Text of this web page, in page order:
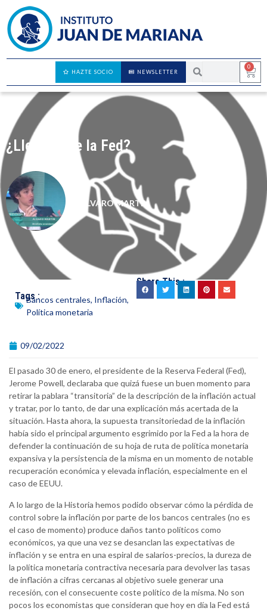
0
NEWSLETTER
HAZTE SOCIO
¿Llega tarde la Fed?
ÁLVARO MARTÍN
Tags :
Bancos centrales, Inflación,
Política monetaria
Share This :
09/02/2022
El pasado 30 de enero, el presidente de la Reserva Federal (Fed),
Jerome Powell, declaraba que quizá fuese un buen momento para
retirar la pablara “transitoria” de la descripción de la inflación actual
y tratar, por lo tanto, de dar una explicación más acertada de la
situación. Hasta ahora, la supuesta transitoriedad de la inflación
había sido el principal argumento esgrimido por la Fed a la hora de
defender la continuación de su hoja de ruta de política monetaria
expansiva y la persistencia de la misma en un momento de notable
recuperación económica y elevada inflación, especialmente en el
caso de EEUU.
A lo largo de la Historia hemos podido observar cómo la pérdida de
control sobre la inflación por parte de los bancos centrales (no es
el caso de momento) produce daños tanto políticos como
económicos, ya que una vez se desanclan las expectativas de
inflación y se entra en una espiral de salarios-precios, la dureza de
la política monetaria contractiva necesaria para devolver las tasas
de inflación a cifras cercanas al objetivo suele generar una
recesión, con el consecuente coste político de la misma. No son
pocos los economistas que consideran que hoy en día la Fed está